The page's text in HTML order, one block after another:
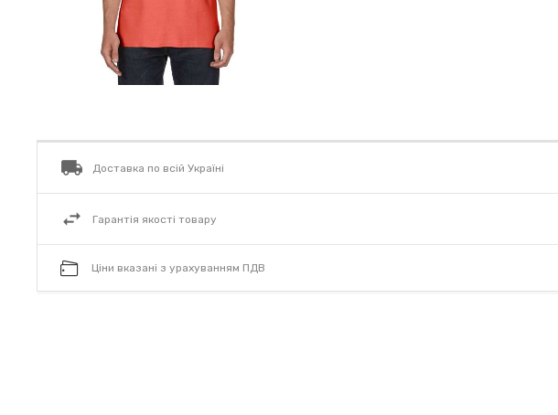
Доставка по всій Україні
Гарантія якості товару
Ціни вказані з урахуванням ПДВ